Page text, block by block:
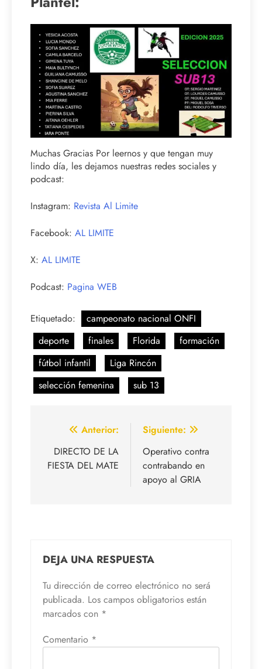
Muchas Gracias Por leernos y que tengan muy
lindo día, les dejamos nuestras redes sociales y
podcast:
Instagram: Revista Al Limite
Facebook: AL LIMITE
X: AL LIMITE
Podcast: Pagina WEB
Etiquetado:
campeonato nacional ONFI
deporte
finales Florida
formación
fútbol infantil
Liga Rincón
selección femenina
sub 13
Navegación
de
entradas
Anterior:
DIRECTO DE LA
FIESTA DEL MATE
Siguiente:
Operativo contra
contrabando en
apoyo al GRIA
DEJA UNA RESPUESTA
Tu dirección de correo electrónico no será
publicada. Los campos obligatorios están
marcados con *
Comentario *